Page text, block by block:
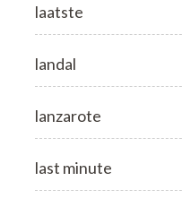
laatste
landal
lanzarote
last minute